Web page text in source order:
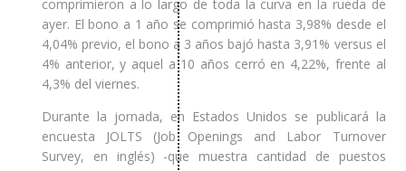
comprimieron a lo largo de toda la curva en la rueda de
ayer. El bono a 1 año se comprimió hasta 3,98% desde el
4,04% previo, el bono a 3 años bajó hasta 3,91% versus el
4% anterior, y aquel a 10 años cerró en 4,22%, frente al
4,3% del viernes.
Durante la jornada, en Estados Unidos se publicará la
encuesta JOLTS (Job Openings and Labor Turnover
Survey, en inglés) -que muestra cantidad de puestos